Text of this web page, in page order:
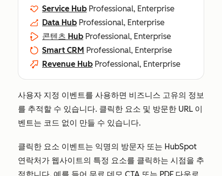
Service Hub Professional, Enterprise
Data Hub Professional, Enterprise
콘텐츠 Hub Professional, Enterprise
Smart CRM Professional, Enterprise
Revenue Hub Professional, Enterprise
사용자 지정 이벤트를 사용하면 비즈니스 고유의 정보
를 추적할 수 있습니다. 클릭한 요소 및 방문한 URL 이
벤트는 코드 없이 만들 수 있습니다.
클릭한 요소 이벤트는 익명의 방문자 또는 HubSpot
연락처가 웹사이트의 특정 요소를 클릭하는 시점을 추